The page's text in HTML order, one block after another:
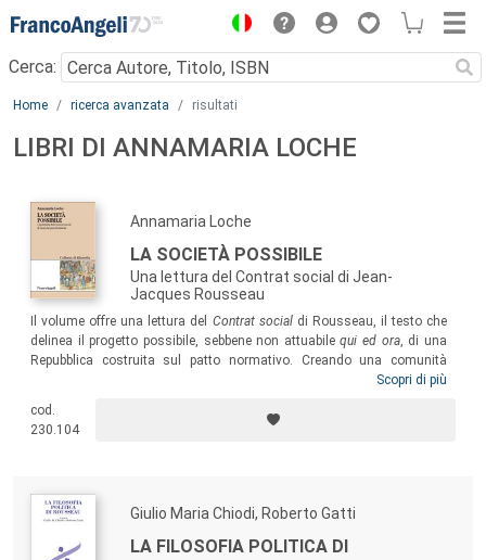
Menu
Cerca:
Main content
Home ricerca avanzata risultati
LIBRI DI ANNAMARIA LOCHE
Annamaria Loche
LA SOCIETÀ POSSIBILE
Una lettura del Contrat social di Jean-
Jacques Rousseau
Il volume offre una lettura del Contrat social di Rousseau, il testo che
delinea il progetto possibile, sebbene non attuabilequi ed ora, di una
Repubblica costruita sul patto normativo. Creando una comunità
cooperativa, il contratto sociale trasforma gli individui in cittadini in un
politico e sociale tra le varie componenti dello Stato; il problema della
convivenza politica trova così nuove e originali risposte.
Scopri di più
cod.
230.104
Giulio Maria Chiodi, Roberto Gatti
LA FILOSOFIA POLITICA DI